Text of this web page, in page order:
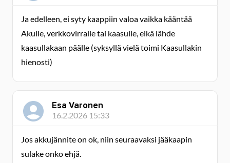
Ja edelleen, ei syty kaappiin valoa vaikka kääntää
Akulle, verkkovirralle tai kaasulle, eikä lähde
kaasullakaan päälle (syksyllä vielä toimi Kaasullakin
hienosti)
Esa Varonen
16.2.2026 15:33
Jos akkujännite on ok, niin seuraavaksi jääkaapin
sulake onko ehjä.